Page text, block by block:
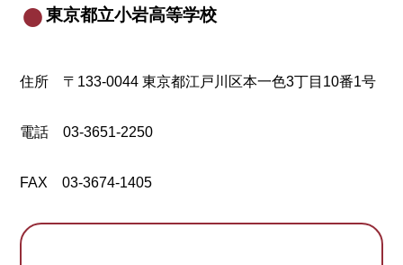
東京都立小岩高等学校
住所 〒133-0044 東京都江戸川区本一色3丁目10番1号
電話 03-3651-2250
FAX 03-3674-1405